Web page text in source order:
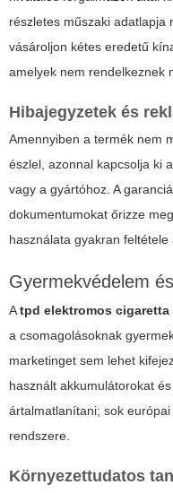
részletes műszaki adatlapja
vásároljon kétes eredetű
amelyek nem rendelkeznek
Hibajegyzetek és
Amennyiben a termék nem
észlel, azonnal kapcsolja ki
vagy a gyártóhoz. A
dokumentumokat őrizze
használata gyakran feltétele
Gyermekvédelem
Atpd elektromos cigaretta
a csomagolásoknak
marketinget sem lehet
használt akkumulátorokat
ártalmatlanítani; sok
rendszere.
Környezettudatos